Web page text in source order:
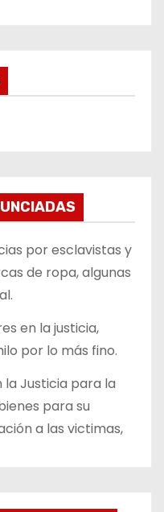
por esclavistas y
de ropa, algunas
en la justicia,
por lo más fino.
la Justicia para la
para su
a las victimas,